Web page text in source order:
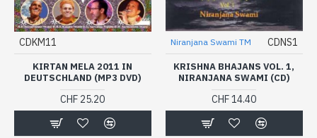
CDKM11
KIRTAN MELA 2011 IN
DEUTSCHLAND (MP3 DVD)
CHF 25.20
Niranjana Swami TM CDNS1
KRISHNA BHAJANS VOL. 1,
NIRANJANA SWAMI (CD)
CHF 14.40